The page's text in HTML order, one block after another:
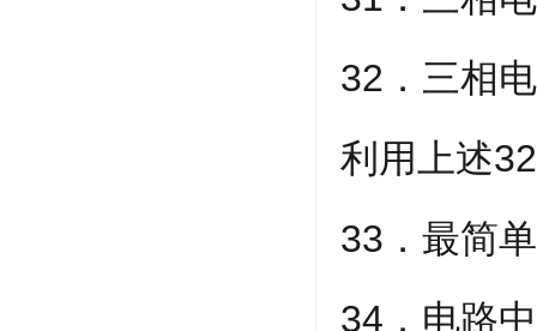
32．三相
利用上述
33．最简
34．电路